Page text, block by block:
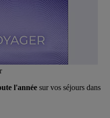
l'année sur vos séjours dans